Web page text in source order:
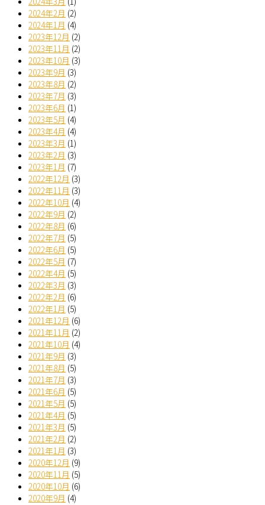
2024年2月 (2)
2024年1月 (4)
2023年12月 (2)
2023年11月 (2)
2023年10月 (3)
2023年9月 (3)
2023年8月 (2)
2023年7月 (3)
2023年6月 (1)
2023年5月 (4)
2023年4月 (4)
2023年3月 (1)
2023年2月 (3)
2023年1月 (7)
2022年12月 (3)
2022年11月 (3)
2022年10月 (4)
2022年9月 (2)
2022年8月 (6)
2022年7月 (5)
2022年6月 (5)
2022年5月 (7)
2022年4月 (5)
2022年3月 (3)
2022年2月 (6)
2022年1月 (5)
2021年12月 (6)
2021年11月 (2)
2021年10月 (4)
2021年9月 (3)
2021年8月 (5)
2021年7月 (3)
2021年6月 (5)
2021年5月 (5)
2021年4月 (5)
2021年3月 (5)
2021年2月 (2)
2021年1月 (3)
2020年12月 (9)
2020年11月 (5)
2020年10月 (6)
2020年9月 (4)